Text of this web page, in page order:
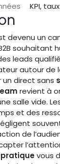
KPI,
devenu un
souhaitant
leads
autour de
direct sans
revient à
salle vide.
et des
de
vous